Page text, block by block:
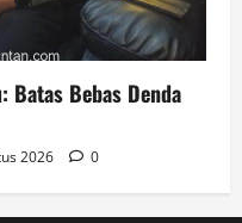
Batas Bebas Denda
2026 0